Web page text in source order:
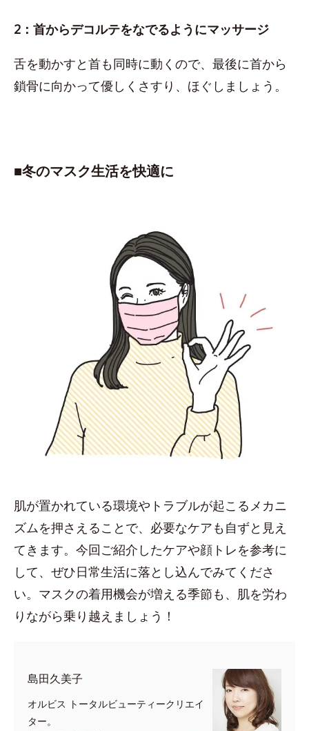
2：首からデコルテをなでるようにマッサージ
舌を動かすと首も同時に動くので、最後に首から
鎖骨に向かって優しくさすり、ほぐしましょう。
■​冬のマスク生活を快適に
肌が置かれている環境やトラブルが起こるメカニ
ズムを押さえることで、必要なケアも自ずと見え
てきます。今回ご紹介したケアや顔トレを参考に
して、ぜひ日常生活に落とし込んでみてくださ
い。マスクの着用機会が増える季節も、肌を労わ
りながら乗り越えましょう！
​島田久美子
オルビス トータルビューティークリエイ
ター。